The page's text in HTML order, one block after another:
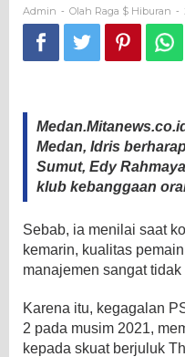
Admin - Olah Raga $ Hiburan -
Medan, Idris
Sumut, Edy
klub kebanggaan
Sebab, ia menilai saat
kemarin, kualitas
manajemen sangat
Karena itu, kegagalan
2 pada musim 2021,
kepada skuat berjuluk